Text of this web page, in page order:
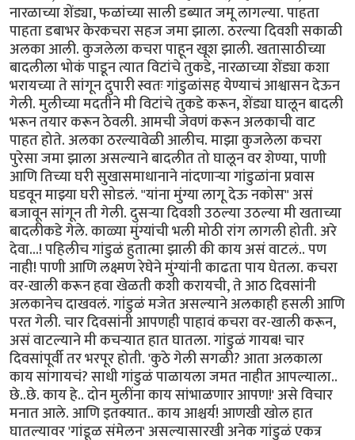
नारळाच्या शेंड्या, फळांच्या साली डब्यात जमू लागल्या. पाहता
पाहता डबाभर केरकचरा सहज जमा झाला. ठरल्या दिवशी सकाळी
अलका आली. कुजलेला कचरा पाहून खूश झाली. खतासाठीच्या
बादलीला भोकं पाडून त्यात विटांचे तुकडे, नारळाच्या शेंड्या कशा
भरायच्या ते सांगून दुपारी स्वतः गांडुळांसह येण्याचं आश्वासन देऊन
गेली. मुलीच्या मदतीने मी विटांचे तुकडे करून, शेंड्या घालून बादली
भरून तयार करून ठेवली. आमची जेवणं करून अलकाची वाट
पाहत होते. अलका ठरल्यावेळी आलीच. माझा कुजलेला कचरा
पुरेसा जमा झाला असल्याने बादलीत तो घालून वर शेण्या, पाणी
आणि तिच्या घरी सुखासमाधानाने नांदणाऱ्या गांडुळांना प्रवास
घडवून माझ्या घरी सोडलं. "यांना मुंग्या लागू देऊ नकोस" असं
बजावून सांगून ती गेली. दुसऱ्या दिवशी उठल्या उठल्या मी खताच्या
बादलीकडे गेले. काळ्या मुंग्यांची भली मोठी रांग लागली होती. अरे
देवा...! पहिलीच गांडुळं हुतात्मा झाली की काय असं वाटलं.. पण
नाही! पाणी आणि लक्ष्मण रेघेने मुंग्यांनी काढता पाय घेतला. कचरा
वर-खाली करून हवा खेळती कशी करायची, ते आठ दिवसांनी
अलकानेच दाखवलं. गांडुळं मजेत असल्याने अलकाही हसली आणि
परत गेली. चार दिवसांनी आपणही पाहावं कचरा वर-खाली करून,
असं वाटल्याने मी कचऱ्यात हात घातला. गांडुळं गायब! चार
दिवसांपूर्वी तर भरपूर होती. 'कुठे गेली सगळी? आता अलकाला
काय सांगायचं? साधी गांडुळं पाळायला जमत नाहीत आपल्याला..
छे..छे. काय हे.. दोन मुलींना काय सांभाळणार आपण!' असे विचार
मनात आले. आणि इतक्यात.. काय आश्चर्य! आणखी खोल हात
घातल्यावर 'गांडूळ संमेलन' असल्यासारखी अनेक गांडुळं एकत्र